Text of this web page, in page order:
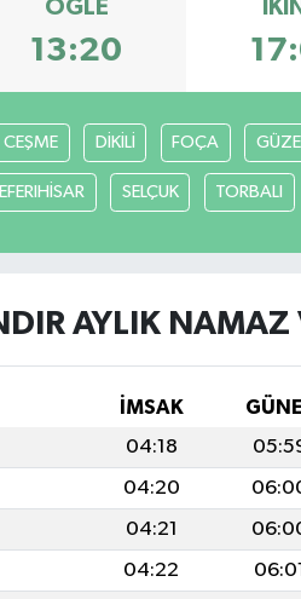
ÖĞLE
13:20
CEŞME DİKİLİ FOÇA
SELÇUK TORBALI
AYLIK NAMAZ
İMSAK
04:18
04:20
04:21
04:22 06:01